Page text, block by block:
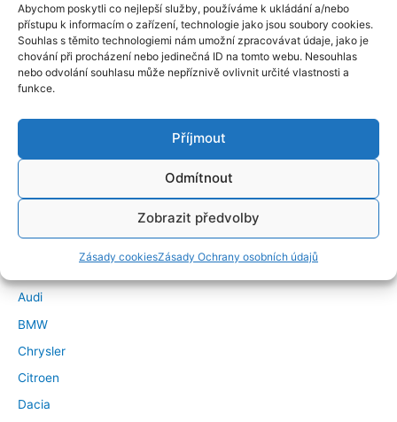
Abychom poskytli co nejlepší služby, používáme k ukládání a/nebo
přístupu k informacím o zařízení, technologie jako jsou soubory cookies.
Souhlas s těmito technologiemi nám umožní zpracovávat údaje, jako je
chování při procházení nebo jedinečná ID na tomto webu. Nesouhlas
nebo odvolání souhlasu může nepříznivě ovlivnit určité vlastnosti a
funkce.
Příjmout
Odmítnout
Zobrazit předvolby
Zásady cookiesZásady Ochrany osobních údajů
Značky vozidel
Audi
BMW
Chrysler
Citroen
Dacia